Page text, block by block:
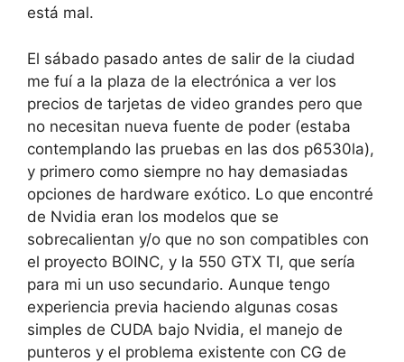
está mal.
El sábado pasado antes de salir de la ciudad
me fuí a la plaza de la electrónica a ver los
precios de tarjetas de video grandes pero que
no necesitan nueva fuente de poder (estaba
contemplando las pruebas en las dos p6530la),
y primero como siempre no hay demasiadas
opciones de hardware exótico. Lo que encontré
de Nvidia eran los modelos que se
sobrecalientan y/o que no son compatibles con
el proyecto BOINC, y la 550 GTX TI, que sería
para mi un uso secundario. Aunque tengo
experiencia previa haciendo algunas cosas
simples de CUDA bajo Nvidia, el manejo de
punteros y el problema existente con CG de